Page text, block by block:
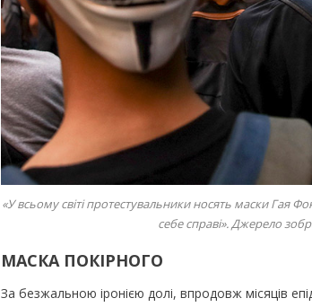
«У всьому світі протестувальники носять маски Гая
себе справі». Джерело
МАСКА ПОКІРНОГО
За безжальною іронією долі, впродовж місяців